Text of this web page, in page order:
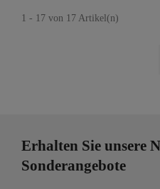
1 - 17 von 17 Artikel(n)
Erhalten Sie unsere
Sonderangebote